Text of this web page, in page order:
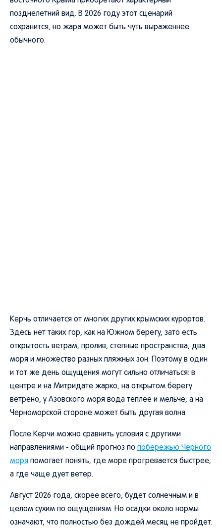
позднелетний вид. В 2026 году этот сценарий
сохранится, но жара может быть чуть выраженнее
обычного.
Керчь отличается от многих других крымских курортов.
Здесь нет таких гор, как на Южном берегу, зато есть
открытость ветрам, пролив, степные пространства, два
моря и множество разных пляжных зон. Поэтому в один
и тот же день ощущения могут сильно отличаться: в
центре и на Митридате жарко, на открытом берегу
ветрено, у Азовского моря вода теплее и мельче, а на
Черноморской стороне может быть другая волна.
После Керчи можно сравнить условия с другими
направлениями - общий прогноз по побережью Чёрного
моря помогает понять, где море прогревается быстрее,
а где чаще дует ветер.
Август 2026 года, скорее всего, будет солнечным и в
целом сухим по ощущениям. Но осадки около нормы
означают, что полностью без дождей месяц не пройдет.